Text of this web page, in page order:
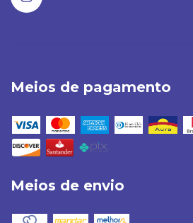
Meios de pagamento
Meios de envio